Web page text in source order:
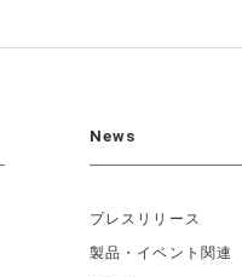
News
プレスリリース
製品・イベント関連